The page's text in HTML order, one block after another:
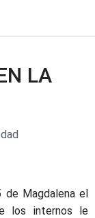
LA
Magdalena el
los internos le